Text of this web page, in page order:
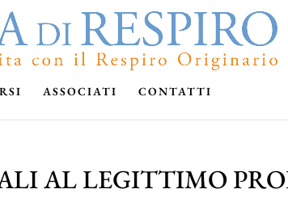
ASSOCIATI CONTATTI
AL LEGITTIMO